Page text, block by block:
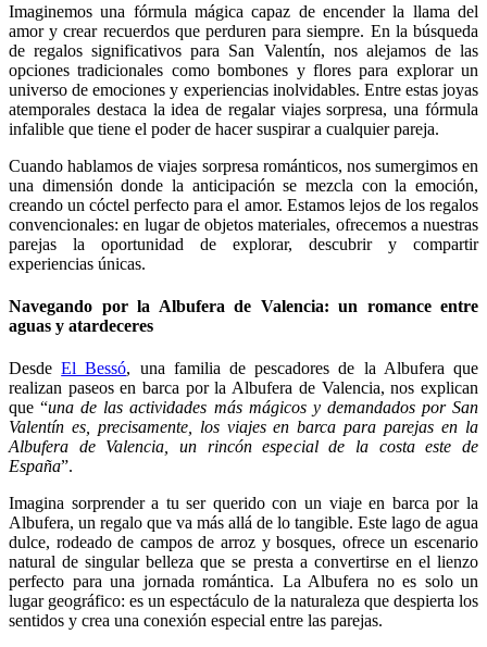
Imaginemos una fórmula mágica capaz de encender la llama del
amor y crear recuerdos que perduren para siempre. En la búsqueda
de regalos significativos para San Valentín, nos alejamos de las
opciones tradicionales como bombones y flores para explorar un
universo de emociones y experiencias inolvidables. Entre estas joyas
atemporales destaca la idea de regalar viajes sorpresa, una fórmula
infalible que tiene el poder de hacer suspirar a cualquier pareja.
Cuando hablamos de viajes sorpresa románticos, nos sumergimos en
una dimensión donde la anticipación se mezcla con la emoción,
creando un cóctel perfecto para el amor. Estamos lejos de los regalos
convencionales: en lugar de objetos materiales, ofrecemos a nuestras
parejas la oportunidad de explorar, descubrir y compartir
experiencias únicas.
Navegando por la Albufera de Valencia: un romance entre
aguas y atardeceres
DesdeEl Bessó, una familia de pescadores de la Albufera que
realizan paseos en barca por la Albufera de Valencia, nos explican
que “una de las actividades másmágicos y demandados por San
Valentín es, precisamente, los viajes en barca para parejas en la
Albufera de Valencia, un rincón especial de la costa este de
España”.
Imagina sorprender a tu ser querido con un viaje en barca por la
Albufera, un regalo que va más allá de lo tangible. Este lago de agua
dulce, rodeado de campos de arroz y bosques, ofrece un escenario
natural de singular belleza que se presta a convertirse en el lienzo
perfecto para una jornada romántica. La Albufera no es solo un
lugar geográfico: es un espectáculo de la naturaleza que despierta los
sentidos y crea una conexión especial entre las parejas.